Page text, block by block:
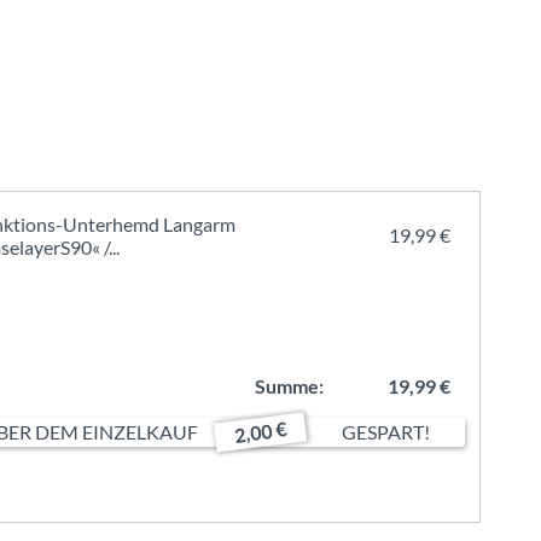
Unterhemd Langarm
/...
19,99 €
Summe:
19,99 €
DEM EINZELKAUF
2,00 € GESPART!